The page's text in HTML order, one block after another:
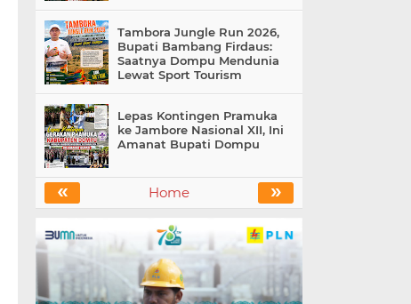
Tambora Jungle Run 2026,
Bupati Bambang Firdaus:
Saatnya Dompu Mendunia
Lewat Sport Tourism
Lepas Kontingen Pramuka
ke Jambore Nasional XII, Ini
Amanat Bupati Dompu
« »
Home